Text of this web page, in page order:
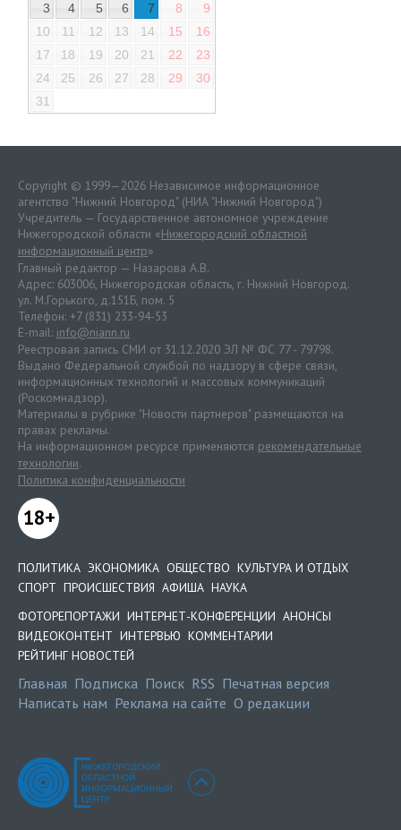
3
4 5 6 7 8
9
10
11 12 13 14 15
16
17
18 19 20 21 22
23
24
25 26 27 28 29
30
31
Copyright © 1999—2026 Независимое информационное
агентство "Нижний Новгород" (НИА "Нижний Новгород")
Учредитель — Государственное автономное учреждение
Нижегородской области «Нижегородский областной
информационный центр»
Главный редактор — Назарова А.В.
Адрес: 603006, Нижегородская область, г. Нижний Новгород.
ул. М.Горького, д.151Б, пом. 5
Телефон: +7 (831) 233-94-53
E-mail: info@niann.ru
Реестровая запись СМИ от 31.12.2020 ЭЛ № ФС 77 - 79798.
Выдано Федеральной службой по надзору в сфере связи,
информационных технологий и массовых коммуникаций
(Роскомнадзор).
Материалы в рубрике "Новости партнеров" размещаются на
правах рекламы.
На информационном ресурсе применяются рекомендательные
технологии.
Политика конфиденциальности
18+
ПОЛИТИКА ЭКОНОМИКА ОБЩЕСТВО КУЛЬТУРА И ОТДЫХ
СПОРТ ПРОИСШЕСТВИЯ АФИША НАУКА
ФОТОРЕПОРТАЖИ ИНТЕРНЕТ-КОНФЕРЕНЦИИ АНОНСЫ
ВИДЕОКОНТЕНТ ИНТЕРВЬЮ КОММЕНТАРИИ
РЕЙТИНГ НОВОСТЕЙ
Главная Подписка Поиск RSS Печатная версия
Написать нам Реклама на сайте О редакции